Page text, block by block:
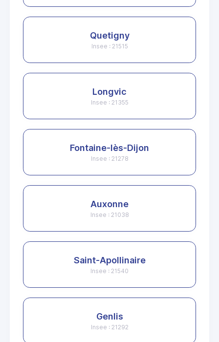
Quetigny
Insee : 21515
Longvic
Insee : 21355
Fontaine-lès-Dijon
Insee : 21278
Auxonne
Insee : 21038
Saint-Apollinaire
Insee : 21540
Genlis
Insee : 21292